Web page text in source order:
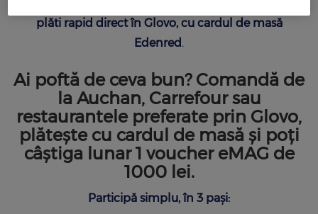
plăti rapid direct în Glovo, cu cardul de masă
Edenred .
Ai poftă de ceva bun? Comandă de
la Auchan, Carrefour sau
restaurantele preferate prin Glovo,
plătește cu cardul de masă și poți
câștiga lunar 1 voucher eMAG de
1000 lei.
Participă simplu, în 3 pași: